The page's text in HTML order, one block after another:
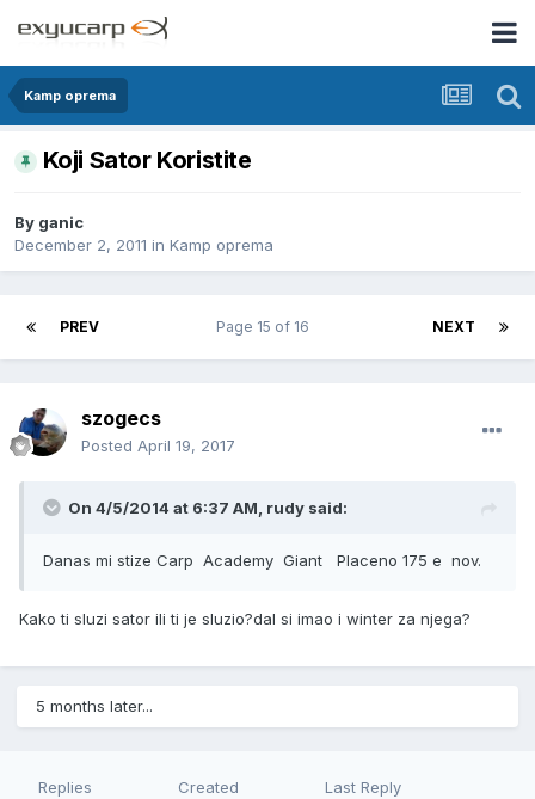
Kamp oprema
Koji Sator Koristite
By ganic
December 2, 2011 in Kamp oprema
PREV NEXT
Page 15 of 16
szogecs
Posted April 19, 2017
On 4/5/2014 at 6:37 AM, rudy said:
Danas mi stize Carp Academy Giant Placeno 175 e nov.
Kako ti sluzi sator ili ti je sluzio?dal si imao i winter za njega?
5 months later...
Replies Created Last Reply